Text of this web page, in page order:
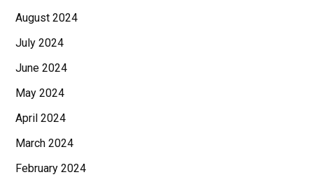
August 2024
July 2024
June 2024
May 2024
April 2024
March 2024
February 2024